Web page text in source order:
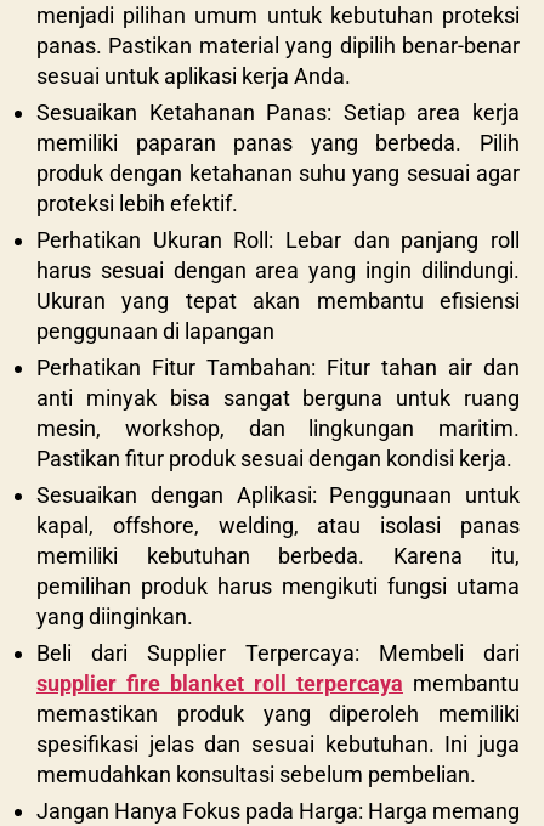
menjadi pilihan umum untuk kebutuhan proteksi
panas. Pastikan material yang dipilih benar-benar
sesuai untuk aplikasi kerja Anda.
Sesuaikan Ketahanan Panas: Setiap area kerja
memiliki paparan panas yang berbeda. Pilih
produk dengan ketahanan suhu yang sesuai agar
proteksi lebih efektif.
Perhatikan Ukuran Roll: Lebar dan panjang roll
harus sesuai dengan area yang ingin dilindungi.
Ukuran yang tepat akan membantu efisiensi
penggunaan di lapangan
Perhatikan Fitur Tambahan: Fitur tahan air dan
anti minyak bisa sangat berguna untuk ruang
mesin, workshop, dan lingkungan maritim.
Pastikan fitur produk sesuai dengan kondisi kerja.
Sesuaikan dengan Aplikasi: Penggunaan untuk
kapal, offshore, welding, atau isolasi panas
memiliki kebutuhan berbeda. Karena itu,
pemilihan produk harus mengikuti fungsi utama
yang diinginkan.
Beli dari Supplier Terpercaya: Membeli dari
supplier fire blanket roll terpercaya membantu
memastikan produk yang diperoleh memiliki
spesifikasi jelas dan sesuai kebutuhan. Ini juga
memudahkan konsultasi sebelum pembelian.
Jangan Hanya Fokus pada Harga: Harga memang